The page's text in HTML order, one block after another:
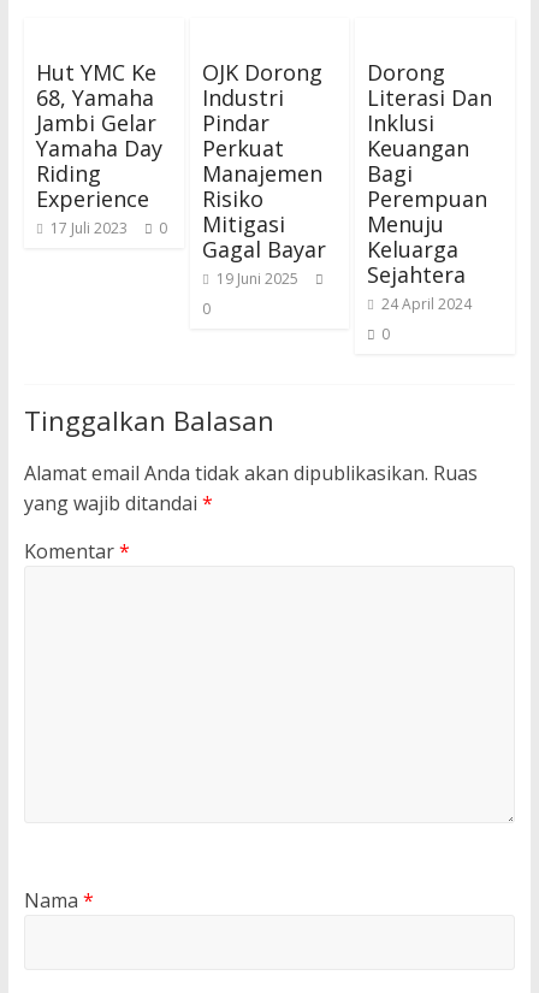
Hut YMC Ke
68, Yamaha
Jambi Gelar
Yamaha Day
Riding
Experience
17 Juli 2023 0
OJK Dorong
Industri
Pindar
Perkuat
Manajemen
Risiko
Mitigasi
Gagal Bayar
19 Juni 2025
0
Dorong
Literasi Dan
Inklusi
Keuangan
Bagi
Perempuan
Menuju
Keluarga
Sejahtera
24 April 2024
0
Tinggalkan Balasan
Alamat email Anda tidak akan dipublikasikan. Ruas
yang wajib ditandai *
Komentar*
Nama *